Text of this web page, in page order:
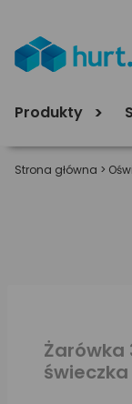
Produkty
Strona główna >
Żarówka
świeczka